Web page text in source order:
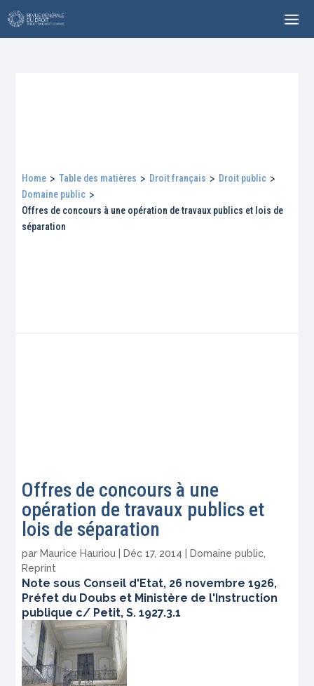
Home > Table des matières > Droit français > Droit public >
Domaine public >
Offres de concours à une opération de travaux publics et lois de
séparation
Offres de concours à une
opération de travaux publics et
lois de séparation
parMaurice Hauriou |Déc 17, 2014 |Domaine public
Reprint
Note sous Conseil d'Etat, 26 novembre 1926,
Préfet du Doubs et Ministère de l'Instruction
publique c/ Petit, S. 1927.3.1